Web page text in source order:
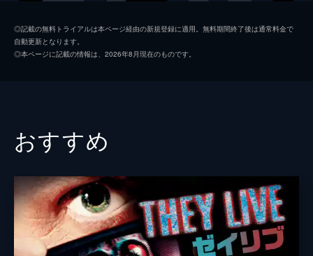
祖父 リチャード・ブライアーズ
モーリッツ夫人 セリア・イムリー
クレンプ教授 ロバート・ハーディ
◎記載の無料トライアルは本ページ経由の新規登録に適用。無料期間終了後は通常料金で
自動更新となります。
◎本ページに記載の情報は、2026年8月現在のものです。
おすすめ